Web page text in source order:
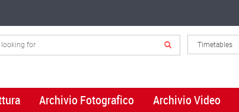
Archivio Fotografico Archivio Video